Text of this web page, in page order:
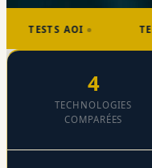
AOI TESTS ICT
4
TECHNOLOGIES
COMPARÉES